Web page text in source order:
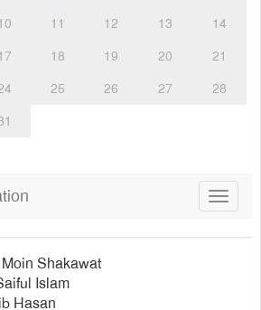
11 12 13
14
18 19 20
21
25 26 27
28
Toggle
Shakawat
Islam
Hasan